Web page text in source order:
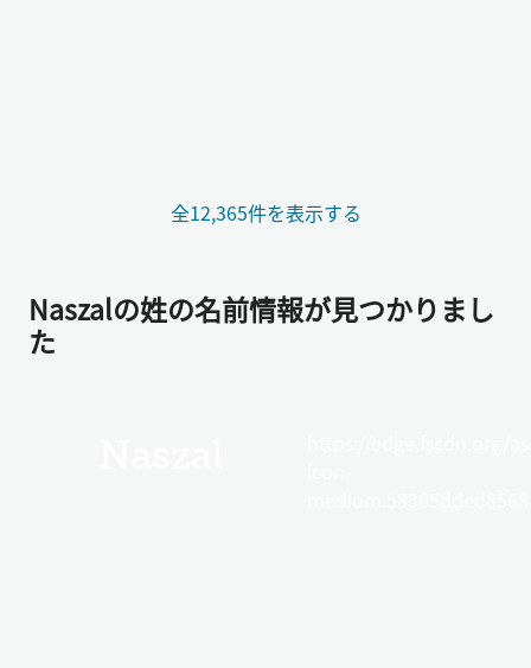
全12,365件を表示する
Naszalの姓の名前情報が見つかりまし
た